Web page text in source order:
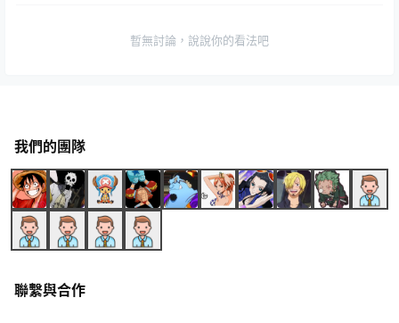
暫無討論，說說你的看法吧
我們的團隊
聯繫與合作